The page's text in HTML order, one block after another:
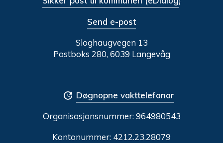
Send e-post
Sloghaugvegen 13
Postboks 280, 6039 Langevåg
Døgnopne vakttelefonar
Organisasjonsnummer:964980543
Kontonummer: 4212.23.28079